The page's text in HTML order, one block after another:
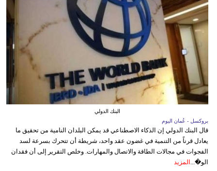
البنك الدولي
بروكسل - عُمان اليوم
قال البنك الدولي إن الذكاء الاصطناعي قد يمكن البلدان النامية من تحقيق ما
يعادل قرناً من التنمية في غضون عقد واحد، شريطة أن تتحرك بسرعة لسد
الفجوات في مجالات الطاقة والاتصال والمهارات. وخلص التقرير إلى أن فقدان
الو�... المزيد